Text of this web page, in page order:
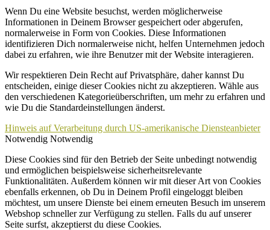
Wenn Du eine Website besuchst, werden möglicherweise
Informationen in Deinem Browser gespeichert oder abgerufen,
normalerweise in Form von Cookies. Diese Informationen
identifizieren Dich normalerweise nicht, helfen Unternehmen jedoch
dabei zu erfahren, wie ihre Benutzer mit der Website interagieren.
Wir respektieren Dein Recht auf Privatsphäre, daher kannst Du
entscheiden, einige dieser Cookies nicht zu akzeptieren. Wähle aus
den verschiedenen Kategorieüberschriften, um mehr zu erfahren und
wie Du die Standardeinstellungen änderst.
Hinweis auf Verarbeitung durch US-amerikanische Diensteanbieter
Notwendig Notwendig
Diese Cookies sind für den Betrieb der Seite unbedingt notwendig
und ermöglichen beispielsweise sicherheitsrelevante
Funktionalitäten. Außerdem können wir mit dieser Art von Cookies
ebenfalls erkennen, ob Du in Deinem Profil eingeloggt bleiben
möchtest, um unsere Dienste bei einem erneuten Besuch im unserem
Webshop schneller zur Verfügung zu stellen. Falls du auf unserer
Seite surfst, akzeptierst du diese Cookies.